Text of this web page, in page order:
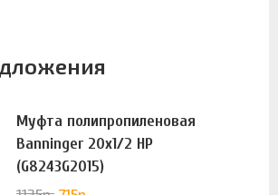
Муфта полипропиленовая
Banninger 20х1/2 НР
(G8243G2015)